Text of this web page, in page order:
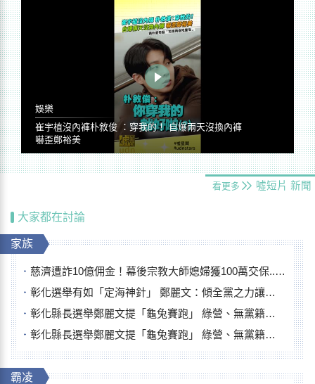
娛樂
崔宇植沒內褲朴敘俊 ：穿我的！ 自爆兩天沒換內褲
嚇歪鄭裕美
看更多 噓短片 新聞
大家都在討論
家族
慈濟遭詐10億佣金！幕後宗教大師媳婦獲100萬交保...快步奔離不發一語
彰化選舉有如「定海神針」 鄭麗文：傾全黨之力讓彰化贏
彰化縣長選舉鄭麗文提「龜兔賽跑」 綠營、無黨籍忙否認是烏龜
彰化縣長選舉鄭麗文提「龜兔賽跑」 綠營、無黨籍忙否認是烏龜
霸凌